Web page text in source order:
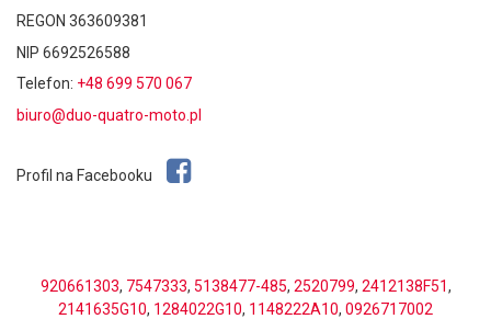
REGON 363609381
NIP 6692526588
Telefon: +48 699 570 067
biuro@duo-quatro-moto.pl
Profil na Facebooku
920661303, 7547333, 5138477-485, 2520799, 2412138F51,
2141635G10, 1284022G10, 1148222A10, 0926717002